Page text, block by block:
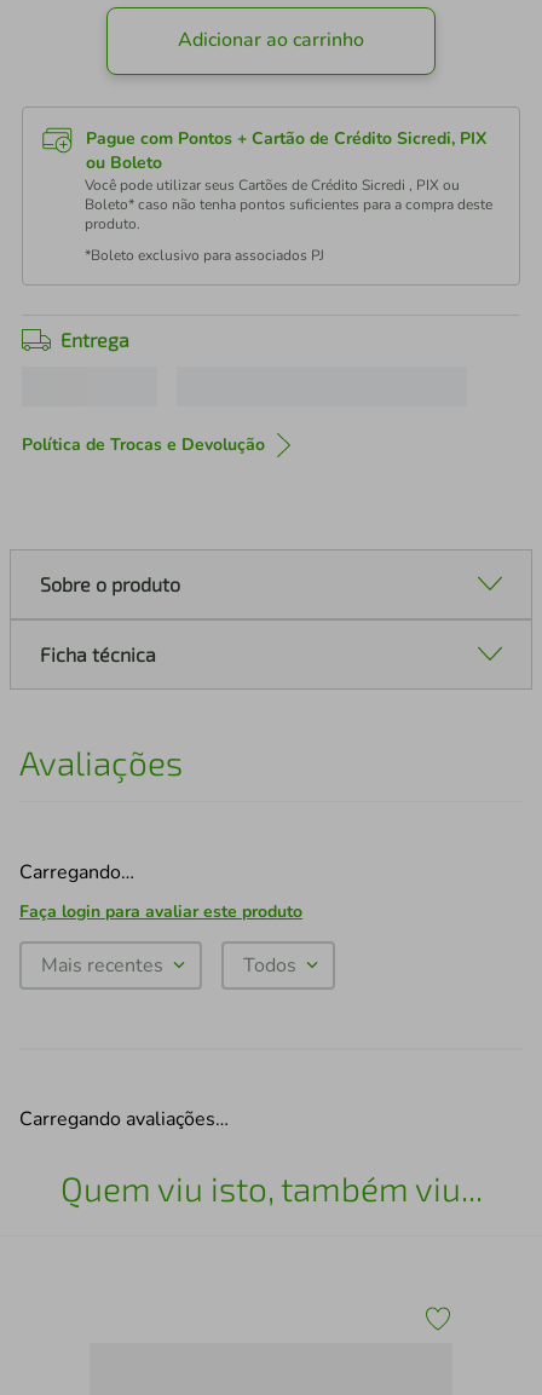
Adicionar ao carrinho
Pague com Pontos + Cartão de Crédito Sicredi, PIX
ou Boleto
Você pode utilizar seus Cartões de Crédito Sicredi , PIX ou
Boleto* caso não tenha pontos suficientes para a compra deste
produto.
*Boleto exclusivo para associados PJ
Entrega
Política de Trocas e Devolução
Sobre o produto
Ficha técnica
Avaliações
Carregando…
Faça login para avaliar este produto
Mais recentes Todos
Carregando avaliações…
Quem viu isto, também viu...